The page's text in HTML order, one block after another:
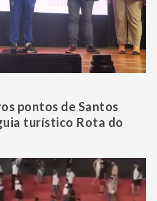
pontos de Santos
turístico Rota do